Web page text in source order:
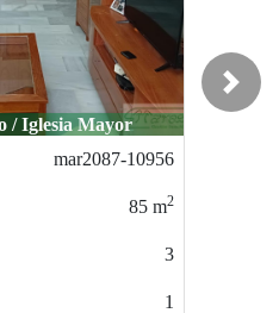
/ Iglesia Mayor
mar2087-10956
85 m2
3
1
Next